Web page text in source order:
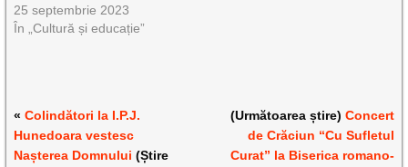
25 septembrie 2023
În „Cultură și educație”
«Colindători la I.P.J.
Hunedoara vestesc
Nașterea Domnului (Știre
(Următoarea știre) Concert
de Crăciun “Cu Sufletul
Curat” la Biserica romano-